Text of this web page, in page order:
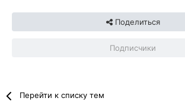
Поделиться
Подписчики
Перейти к списку тем